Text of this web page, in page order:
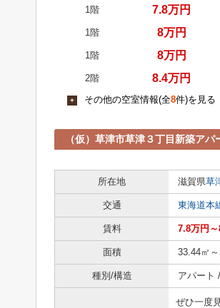
1階 7.8万円
1階 8万円
1階 8万円
2階 8.4万円
+ その他の空室情報(全8件)を見る
（仮）草津市草津３丁目新築ア
所在地
滋賀県草
交通 東海道本
賃料 7.8万円～
面積 33.44㎡
種別/構造 アパート
ぜひ一度